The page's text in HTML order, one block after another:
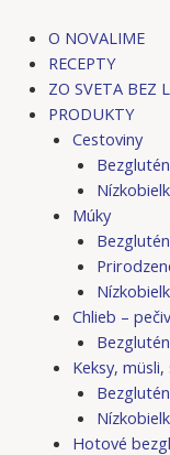
obsah
O NOVALIME
RECEPTY
ZO SVETA BEZ
PRODUKTY
Cestoviny
Múky
Chlieb –
Keksy, müsli,
Hotové
navigation